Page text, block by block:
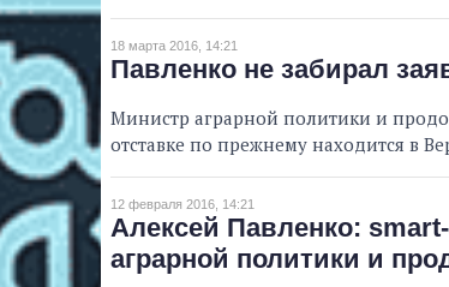
18 марта 2016, 14:21
Павленко не забирал
Министр аграрной политики и
отставке по прежнему находится в
12 февраля 2016, 14:21
Алексей Павленко:
аграрной политики и